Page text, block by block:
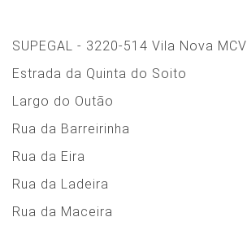
SUPEGAL - 3220-514 Vila Nova MCV
Estrada da Quinta do Soito
Largo do Outão
Rua da Barreirinha
Rua da Eira
Rua da Ladeira
Rua da Maceira